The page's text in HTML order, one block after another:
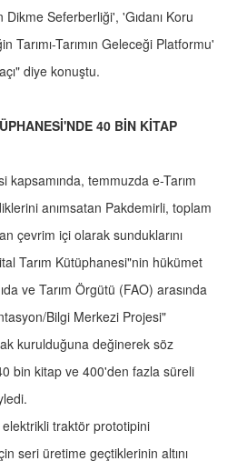
Seferberliği', 'Gıdanı Koru
Tarımı-Tarımın Geleceği Platformu'
diye konuştu.
40 BİN KİTAP
kapsamında, temmuzda e-Tarım
anımsatan Pakdemirli, toplam
çevrim içi olarak sunduklarını
Tarım Kütüphanesi"nin hükümet
ve Tarım Örgütü (FAO) arasında
Bilgi Merkezi Projesi"
kurulduğuna değinerek söz
bin kitap ve 400'den fazla süreli
traktör prototipini
seri üretime geçtiklerinin altını